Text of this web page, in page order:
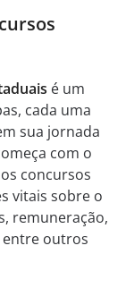
é um
cada uma
sua jornada
com o
concursos
vitais sobre o
remuneração,
entre outros